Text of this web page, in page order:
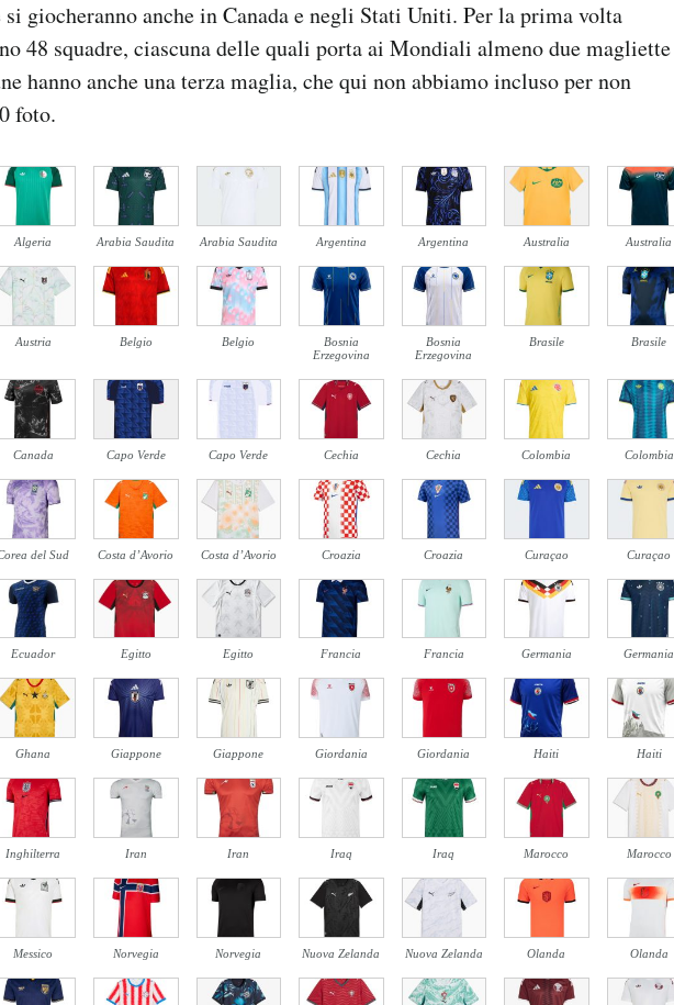
giocheranno anche in Canada e negli Stati Uniti. Per la prima volta
48 squadre, ciascuna delle quali porta ai Mondiali almeno due magliette
hanno anche una terza maglia, che qui non abbiamo incluso per non
foto.
Algeria Arabia Saudita Arabia Saudita Argentina Argentina Australia Australia
Austria Belgio Belgio
Bosnia
Erzegovina
Bosnia
Erzegovina
Brasile Brasile
Canada Capo Verde Capo Verde Cechia Cechia Colombia Colombia
del Sud Costa d’Avorio Costa d’Avorio Croazia Croazia Curaçao Curaçao
Ecuador Egitto Egitto Francia Francia Germania Germania
Ghana Giappone Giappone Giordania Giordania Haiti Haiti
Inghilterra Iran Iran Iraq Iraq Marocco Marocco
Messico Norvegia Norvegia Nuova Zelanda Nuova Zelanda Olanda Olanda